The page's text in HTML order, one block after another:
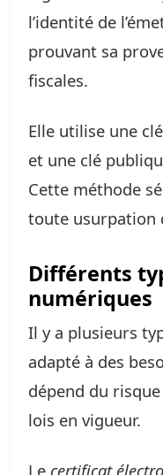
l’identité de
prouvant sa
fiscales.
Elle utilise une
et une clé
Cette méthode
toute usurpation
Différents
numériques
Il y a plusieurs
adapté à des
dépend du
lois en vigueur.
Le certificat